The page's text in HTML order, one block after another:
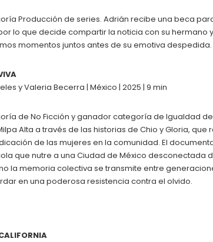
Producción de series. Adrián recibe una beca
lo que decide compartir la noticia con su hermano
momentos juntos antes de su emotiva despedida.
y Valeria Becerra | México | 2025 | 9 min
de No Ficción y ganador categoría de Igualdad
Alta a través de las historias de Chio y Gloria, que
de las mujeres en la comunidad. El
que nutre a una Ciudad de México desconectada
la memoria colectiva se transmite entre
en una poderosa resistencia contra el olvido.